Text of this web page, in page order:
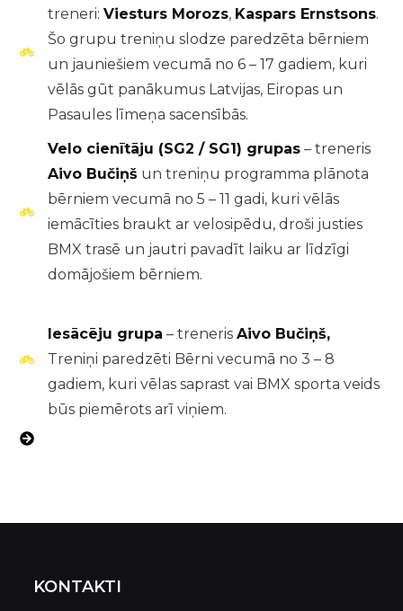
treneri:Viesturs Morozs, Kaspars Ernstsons.
Šo grupu treniņu slodze paredzēta bērniem
un jauniešiem vecumā no 6 – 17 gadiem, kuri
vēlās gūt panākumus Latvijas, Eiropas un
Pasaules līmeņa sacensībās.
Velo cienītāju (SG2 / SG1) grupas – treneris
Aivo Bučiņš un treniņu programma plānota
bērniem vecumā no 5 – 11 gadi, kuri vēlās
iemācīties braukt ar velosipēdu, droši justies
BMX trasē un jautri pavadīt laiku ar līdzīgi
domājošiem bērniem.
Iesācēju grupa – trenerisAivo Bučiņš,
Treniņi paredzēti Bērni vecumā no 3 – 8
gadiem, kuri vēlas saprast vai BMX sporta veids
būs piemērots arī viņiem.
KONTAKTI